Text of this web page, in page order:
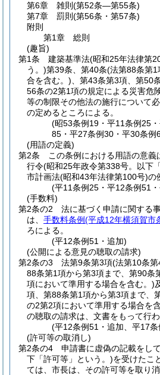
第6章
雑則 (第52条―第55条)
第7章
罰則 (第56条・第57条)
附則
第1章
総則
(趣旨)
第1条
建築基準法(昭和25年法律第
う。)第39条、第40条(法第88条第1
合を含む。) 、第43条第3項、第50
56条の2第1項の規定による災害危
等の制限その他法の施行について
の定めるところによる。
(昭53条例19・平11条例25
85・平27条例30・平30条例
(用語の定義)
第2条
この条例における用語の意
行令(昭和25年政令第338号。以下
市計画法(昭和43年法律第100号)の
(平11条例25・平12条例51
(手数料)
第2条の2
法に基づく申請に関する
は、 手数料条例(平成12年横須賀市
ろによる。
(平12条例51・追加)
(公開による意見の聴取の請求)
第2条の3
法第9条第3項(法第10条
88条第1項から第3項まで、第90条
項において準用する場合を含む。)
項、第88条第1項から第3項まで、
の2第2項において準用する場合を
の聴取の請求は、文書をもって行
(平12条例51・追加、平17
(許可等の取消し)
第2条の4
申請書に虚偽の記載をし
下「許可等」という。)を受けたこ
ては、市長は、その許可等を取り消